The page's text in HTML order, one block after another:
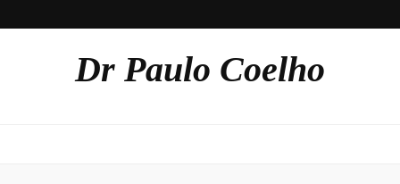
Dr Paulo Coelho